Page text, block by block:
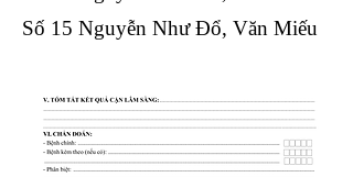
Số 15 Nguyễn Như Đổ, Văn Miếu​​​​